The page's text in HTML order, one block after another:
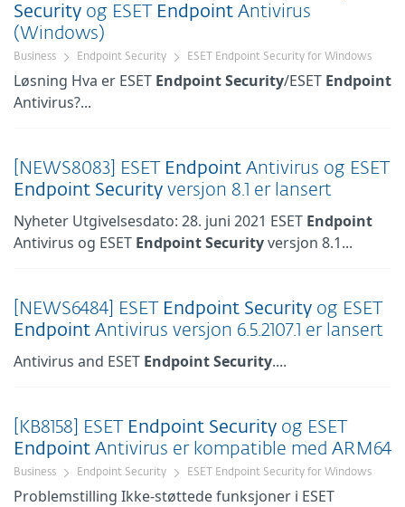
Security og ESET Endpoint Antivirus
(Windows)
Business Endpoint Security ESET Endpoint Security for Windows
Løsning Hva er ESET EndpointSecurity/ESET Endpoint
Antivirus?...
[NEWS8083] ESET Endpoint Antivirus og ESET
Endpoint Security versjon 8.1 er lansert
Nyheter Utgivelsesdato: 28. juni 2021 ESET Endpoint
Antivirus og ESET EndpointSecurityversjon 8.1...
[NEWS6484] ESET Endpoint Security og ESET
Endpoint Antivirus versjon 6.5.2107.1 er lansert
Antivirus and ESET EndpointSecurity....
[KB8158] ESET Endpoint Security og ESET
Endpoint Antivirus er kompatible med ARM64
Business Endpoint Security ESET Endpoint Security for Windows
Problemstilling Ikke-støttede funksjoner i ESET